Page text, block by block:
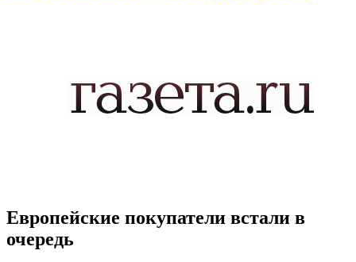
Европейские покупатели встали в
очередь